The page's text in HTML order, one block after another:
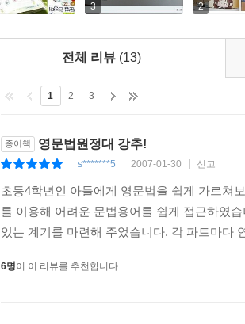
3 2
전체 리뷰 (13)
1 2 3
종이책 영문법원정대 강추!
s*******5 2007-01-30 신고
초등4학년인 아들에게 영문법을 쉽게 가르쳐
를 이용해 어려운 문법용어를 쉽게 접근하였
있는 계기를 마련해 주었습니다. 각 파트마다
6명이 이 리뷰를 추천합니다.